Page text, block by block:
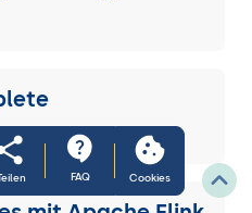
FAQ Cookies